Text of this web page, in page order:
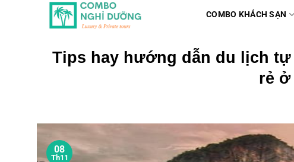
COMBO KHÁCH SẠN
Tips hay hướng dẫn du lịch
rẻ ở
08
Th11